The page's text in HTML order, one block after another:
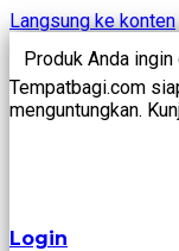
Langsung ke konten
Produk Anda
Tempatbagi.com
menguntungkan.
Login